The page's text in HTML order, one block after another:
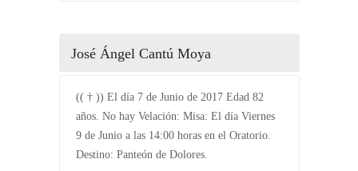
José Ángel Cantú Moya
(( † )) El día 7 de Junio de 2017 Edad 82
años. No hay Velación: Misa: El día Viernes
9 de Junio a las 14:00 horas en el Oratorio.
Destino: Panteón de Dolores.